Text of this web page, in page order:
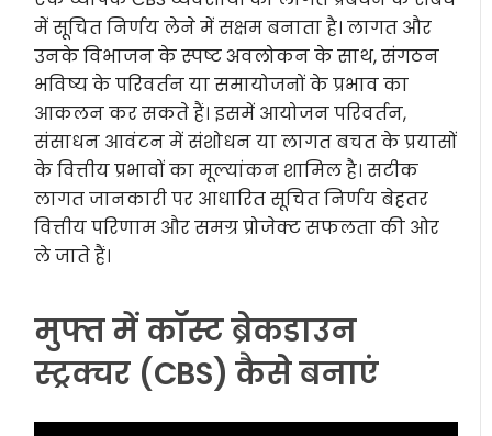
में सूचित निर्णय लेने में सक्षम बनाता है। लागत और
उनके विभाजन के स्पष्ट अवलोकन के साथ, संगठन
भविष्य के परिवर्तन या समायोजनों के प्रभाव का
आकलन कर सकते हैं। इसमें आयोजन परिवर्तन,
संसाधन आवंटन में संशोधन या लागत बचत के प्रयासों
के वित्तीय प्रभावों का मूल्यांकन शामिल है। सटीक
लागत जानकारी पर आधारित सूचित निर्णय बेहतर
वित्तीय परिणाम और समग्र प्रोजेक्ट सफलता की ओर
ले जाते हैं।
मुफ्त में कॉस्ट ब्रेकडाउन
स्ट्रक्चर (CBS) कैसे बनाएं